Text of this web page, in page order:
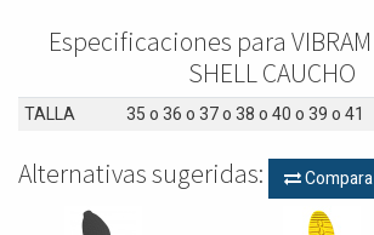
Especificaciones para VIBRAM
SHELL CAUCHO
TALLA 35o36o37o38o40o39o41
Alternativas sugeridas: Compara